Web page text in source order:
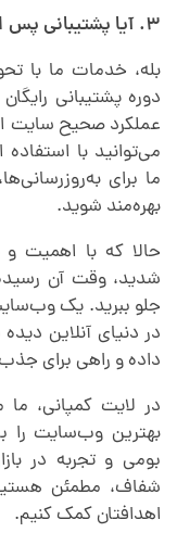
۳. آیا پشتیبانی پس از تحویل دارید؟
بله، خدمات ما با
دوره پشتیبانی
عملکرد صحیح سایت
می‌توانید با
ما برای
بهره‌مند شوید.
حالا که با اهمیت
شدید، وقت آن
جلو ببرید. یک
در دنیای آنلاین دیده
داده و راهی برای
در لایت کمپانی، ما
بهترین وب‌سایت را
بومی و تجربه در
شفاف، مطمئن
اهدافتان کمک کنیم.